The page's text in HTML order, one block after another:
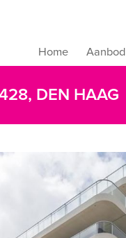
Home Aanbod
DEN HAAG